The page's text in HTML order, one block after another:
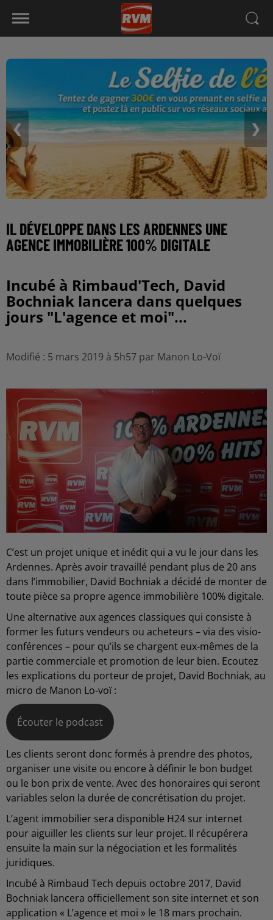
❮ ❯
IL DÉVELOPPE DANS LES ARDENNES UNE
AGENCE IMMOBILIÈRE 100% DIGITALE
Incubé à Rimbaud'Tech, David
Bochniak lancera dans quelques
jours "L'agence et moi"...
Modifié : 5 mars 2019 à 5h57 par Manon Lo-Voï
C’est un projet unique et inédit qui a vu le jour dans les
Ardennes. Après avoir travaillé pendant plus de 20 ans
dans l’immobilier, David Bochniak a décidé de monter de
toute pièce sa propre agence immobilière 100% digitale.
Une alternative aux agences classiques qui consiste à
former les futurs vendeurs ou acheteurs – via des visio-
conférences – pour qu’ils se chargent eux-mêmes de la
partie commerciale et promotion de leur bien. Ecoutez
les explications du porteur de projet, David Bochniak, au
micro de Manon Lo-voï :
Écouter le podcast
Les clients seront donc formés à prendre des photos,
organiser une visite ou encore à définir le bon budget
ou le bon prix de vente. Avec des honoraires qui seront
variables selon la durée de concrétisation du projet.
L’agent immobilier sera disponible H24 sur internet
pour aiguiller les clients sur leur projet. Il récupérera
ensuite la main sur la négociation et les formalités
juridiques.
Incubé à Rimbaud Tech depuis octobre 2017, David
Bochniak lancera officiellement son site internet et son
application « L’agence et moi » le 18 mars prochain.